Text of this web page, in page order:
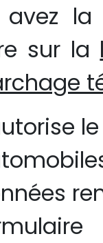
avez
sur la